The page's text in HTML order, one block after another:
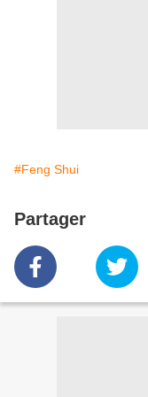
#Feng Shui
Partager